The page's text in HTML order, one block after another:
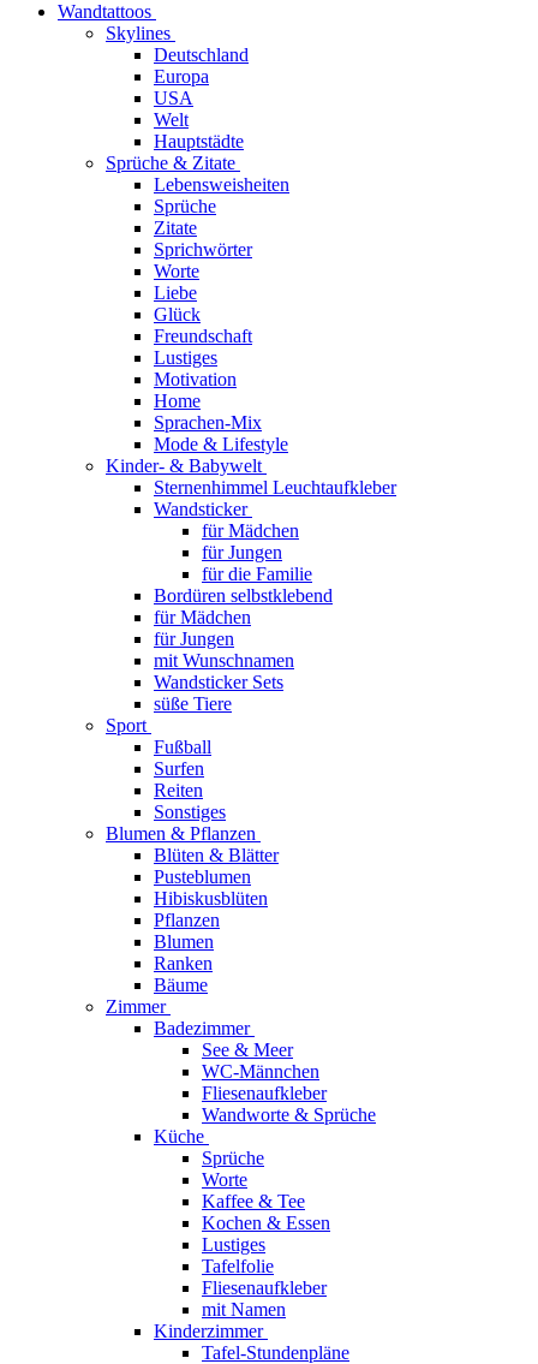
Wandtattoos
Skylines
Deutschland
Europa
USA
Welt
Hauptstädte
Sprüche & Zitate
Lebensweisheiten
Sprüche
Zitate
Sprichwörter
Worte
Liebe
Glück
Freundschaft
Lustiges
Motivation
Home
Sprachen-Mix
Mode & Lifestyle
Kinder- & Babywelt
Sternenhimmel Leuchtaufkleber
Wandsticker
für Mädchen
für Jungen
für die Familie
Bordüren selbstklebend
für Mädchen
für Jungen
mit Wunschnamen
Wandsticker Sets
süße Tiere
Sport
Fußball
Surfen
Reiten
Sonstiges
Blumen & Pflanzen
Blüten & Blätter
Pusteblumen
Hibiskusblüten
Pflanzen
Blumen
Ranken
Bäume
Zimmer
Badezimmer
See & Meer
WC-Männchen
Fliesenaufkleber
Wandworte & Sprüche
Küche
Sprüche
Worte
Kaffee & Tee
Kochen & Essen
Lustiges
Tafelfolie
Fliesenaufkleber
mit Namen
Kinderzimmer
Tafel-Stundenpläne